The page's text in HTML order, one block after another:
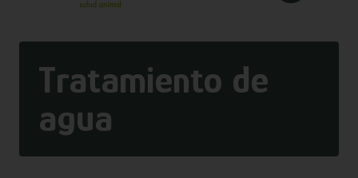
Tratamiento de
agua